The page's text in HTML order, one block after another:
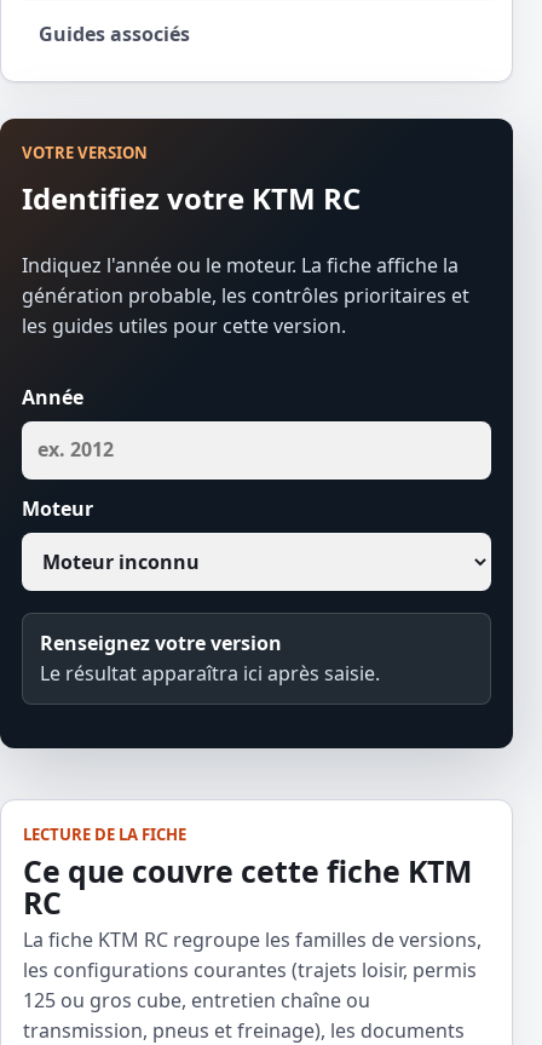
Guides associés
VOTRE VERSION
Identifiez votre KTM RC
Indiquez l'année ou le moteur. La fiche affiche la
génération probable, les contrôles prioritaires et
les guides utiles pour cette version.
Année
Moteur
Renseignez votre version
Le résultat apparaîtra ici après saisie.
LECTURE DE LA FICHE
Ce que couvre cette fiche KTM
RC
La fiche KTM RC regroupe les familles de versions,
les configurations courantes (trajets loisir, permis
125 ou gros cube, entretien chaîne ou
transmission, pneus et freinage), les documents